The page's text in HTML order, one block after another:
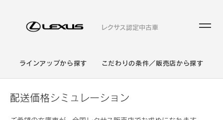
レクサス認定中古車
ラインアップから探す こだわりの条件／販売店から探す
配送価格シミュレーション